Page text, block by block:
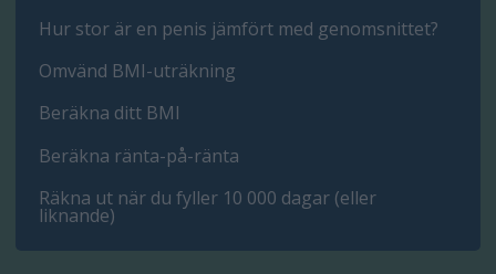
Hur stor är en penis jämfört med genomsnittet?
Omvänd BMI-uträkning
Beräkna ditt BMI
Beräkna ränta-på-ränta
Räkna ut när du fyller 10 000 dagar (eller
liknande)